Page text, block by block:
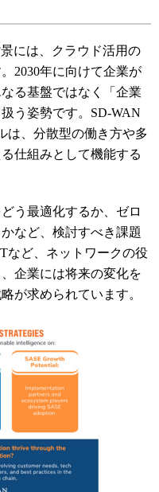
には、クラウド活用の
2030年に向けて企業が
る基盤ではなく「企業
う姿勢です。SD-WAN
は、分散型の働き方や多
仕組みとして機能する
う最適化するか、ゼロ
など、検討すべき課題
など、ネットワークの役
企業には将来の変化を
が求められています。